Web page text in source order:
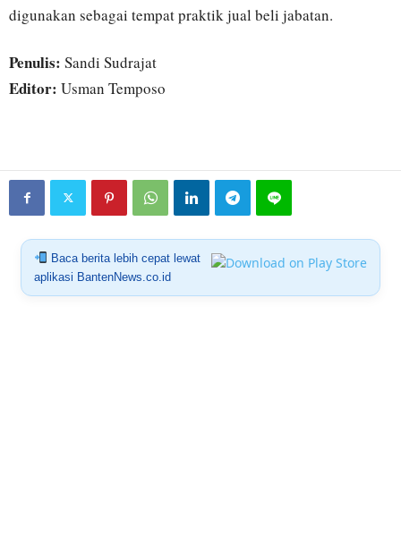
digunakan sebagai tempat praktik jual beli jabatan.
Penulis: Sandi Sudrajat
Editor: Usman Temposo
Baca berita lebih cepat lewat
aplikasi BantenNews.co.id